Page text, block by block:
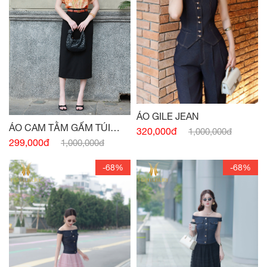
ÁO CAM TẰM GẤM TÚI
NGỰC
299,000đ 1,000,000đ
ÁO GILE JEAN
320,000đ
1,000,000đ
-68% -68%